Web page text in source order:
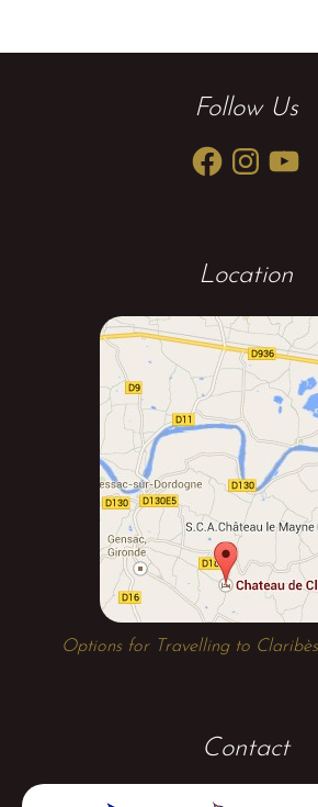
Follow Us
Facebook InstagramYouTube
Location
Options for Travelling to
Contact